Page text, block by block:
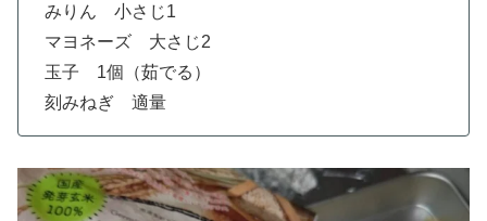
みりん 小さじ1
マヨネーズ 大さじ2
玉子 1個（茹でる）
刻みねぎ 適量